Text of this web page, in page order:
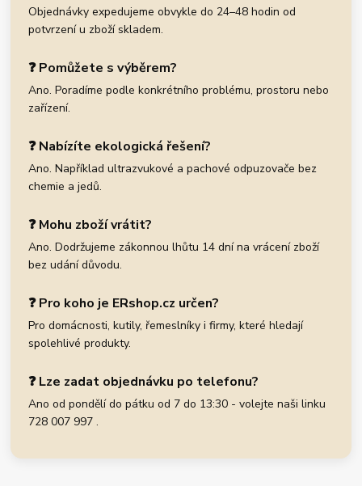
Objednávky expedujeme obvykle do 24–48 hodin od
potvrzení u zboží skladem.
❓ Pomůžete s výběrem?
Ano. Poradíme podle konkrétního problému, prostoru nebo
zařízení.
❓ Nabízíte ekologická řešení?
Ano. Například ultrazvukové a pachové odpuzovače bez
chemie a jedů.
❓ Mohu zboží vrátit?
Ano. Dodržujeme zákonnou lhůtu 14 dní na vrácení zboží
bez udání důvodu.
❓ Pro koho je ERshop.cz určen?
Pro domácnosti, kutily, řemeslníky i firmy, které hledají
spolehlivé produkty.
❓ Lze zadat objednávku po telefonu?
Ano od pondělí do pátku od 7 do 13:30 - volejte naši linku
728 007 997 .